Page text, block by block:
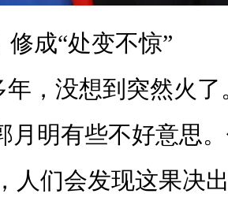
修成“处变不惊”
年，没想到突然火
月明有些不好意思
人们会发现这果决